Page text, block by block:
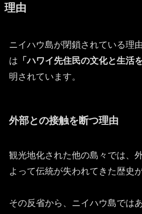
理由
ニイハウ島が閉鎖されている理
は 「ハワイ先住民の文化と生活
明されています。
外部との接触を断つ理由
観光地化された他の島々では、
よって伝統が失われてきた歴史が
その反省から、ニイハウ島では